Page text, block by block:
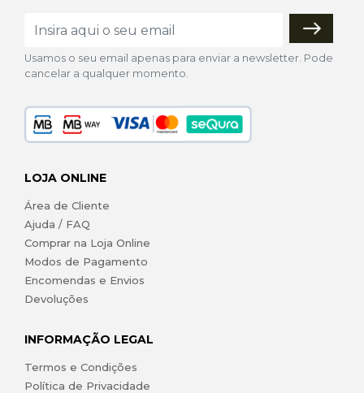
Usamos o seu email apenas para enviar a newsletter. Pode
cancelar a qualquer momento.
LOJA ONLINE
Área de Cliente
Ajuda / FAQ
Comprar na Loja Online
Modos de Pagamento
Encomendas e Envios
Devoluções
INFORMAÇÃO LEGAL
Termos e Condições
Política de Privacidade